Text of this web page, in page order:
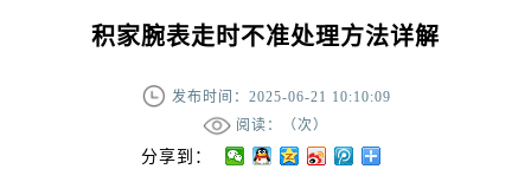
积家腕表走时不准处理方法详解
发布时间：2025-06-21 10:10:09
阅读：（次）
分享到：